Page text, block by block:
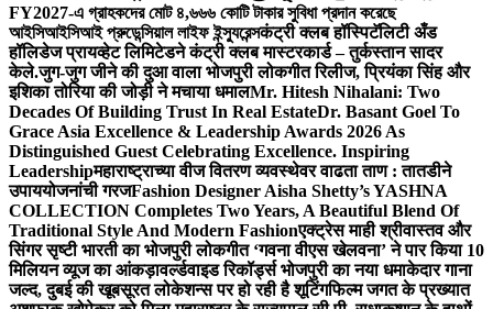
FY2027-এ গ্রাহকদের মোট ৪,৬৬৬ কোটি টাকার সুবিধা প্রদান করেছে
আইসিআইসিআই প্রুডেন্সিয়াল লাইফ ইন্স্যুরেন্সकंट्री क्लब हॉस्पिटॅलिटी अँड
हॉलिडेज प्रायव्हेट लिमिटेडने कंट्री क्लब मास्टरकार्ड – तुर्कस्तान सादर
केले.जुग-जुग जीने की दुआ वाला भोजपुरी लोकगीत रिलीज, प्रियंका सिंह और
इशिका तोरिया की जोड़ी ने मचाया धमालMr. Hitesh Nihalani: Two
Decades Of Building Trust In Real EstateDr. Basant Goel To
Grace Asia Excellence & Leadership Awards 2026 As
Distinguished Guest Celebrating Excellence. Inspiring
Leadershipमहाराष्ट्राच्या वीज वितरण व्यवस्थेवर वाढता ताण : तातडीने
उपाययोजनांची गरजFashion Designer Aisha Shetty’s YASHNA
COLLECTION Completes Two Years, A Beautiful Blend Of
Traditional Style And Modern Fashionएक्ट्रेस माही श्रीवास्तव और
सिंगर सृष्टी भारती का भोजपुरी लोकगीत ‘गवना वीएस खेलवना’ ने पार किया 10
मिलियन व्यूज का आंकड़ावर्ल्डवाइड रिकॉर्ड्स भोजपुरी का नया धमाकेदार गाना
जल्द, दुबई की खूबसूरत लोकेशन्स पर हो रही है शूटिंगफिल्म जगत के प्रख्यात